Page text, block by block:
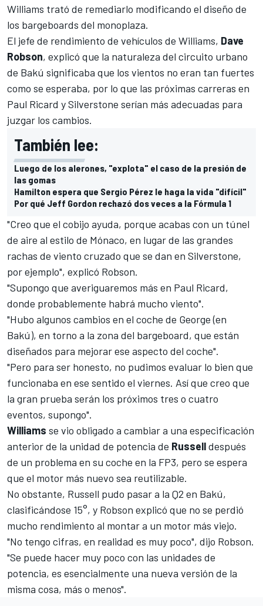
Williams trató de remediarlo modificando el diseño de
los bargeboards del monoplaza.
El jefe de rendimiento de vehículos de Williams, Dave
Robson, explicó que la naturaleza del circuito urbano
de Bakú significaba que los vientos no eran tan fuertes
como se esperaba, por lo que las próximas carreras en
Paul Ricard y Silverstone serían más adecuadas para
juzgar los cambios.
También lee:
Luego de los alerones, "explota" el caso de la presión de
las gomas
Hamilton espera que Sergio Pérez le haga la vida "difícil"
Por qué Jeff Gordon rechazó dos veces a la Fórmula 1
"Creo que el cobijo ayuda, porque acabas con un túnel
de aire al estilo de Mónaco, en lugar de las grandes
rachas de viento cruzado que se dan en Silverstone,
por ejemplo", explicó Robson.
"Supongo que averiguaremos más en Paul Ricard,
donde probablemente habrá mucho viento".
"Hubo algunos cambios en el coche de George (en
Bakú), en torno a la zona del bargeboard, que están
diseñados para mejorar ese aspecto del coche".
"Pero para ser honesto, no pudimos evaluar lo bien que
funcionaba en ese sentido el viernes. Así que creo que
la gran prueba serán los próximos tres o cuatro
eventos, supongo".
Williams se vio obligado a cambiar a una especificación
anterior de la unidad de potencia de Russelldespués
de un problema en su coche en la FP3, pero se espera
que el motor más nuevo sea reutilizable.
No obstante, Russell pudo pasar a la Q2 en Bakú,
clasificándose 15°, y Robson explicó que no se perdió
mucho rendimiento al montar a un motor más viejo.
"No tengo cifras, en realidad es muy poco", dijo Robson.
"Se puede hacer muy poco con las unidades de
potencia, es esencialmente una nueva versión de la
misma cosa, más o menos".